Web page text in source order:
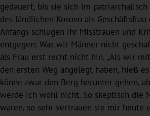
gedauert, bis sie sich im
des ländlichen Kosovo als
Anfangs schlugen ihr Misstrauen und
entgegen: Was wir Männer nicht
als Frau erst recht nicht hin. „Als wir
den ersten Weg angelegt haben, hieß
könne zwar den Berg herunter gehen,
werde ich wohl nicht. So skeptisch die
waren, so sehr vertrauen sie mir heute